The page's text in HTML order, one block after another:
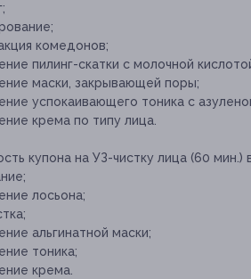
комедонов;
пилинг-скатки с молочной
маски, закрывающей поры;
успокаивающего тоника с
крема по типу лица.
купона на УЗ-чистку лица (60 мин.)
лосьона;
альгинатной маски;
тоника;
крема.